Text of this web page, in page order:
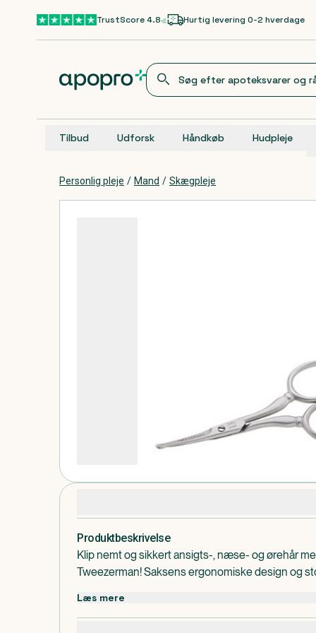
Gå til hovedindholdTrustScore 4.8 Hurtig levering 0-2 hverdage
Tilbud Udforsk Håndkøb Hudpleje
Personlig pleje / Mand / Skægpleje
Produktbeskrivelse
Klip nemt og sikkert ansigts-, næse- og ørehår
Tweezerman! Saksens ergonomiske design og
afrundet, så du behøver ikke være nervøs for at
fremstillet af rustfrit stål, et slidstærkt materiale,
Læs mere